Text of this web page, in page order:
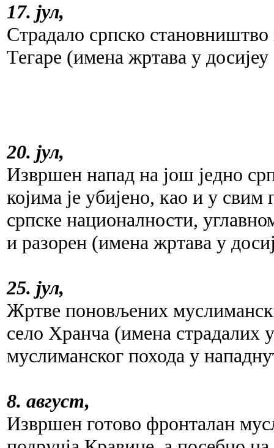
17. јул,
Страдало српско
Тегаре (имена жртава у досијеу
20. јул,
Извршен напад на још једно
којима је убијено, као и у
српске националности,
и разорен (имена жртава у
25. јул,
Жртве поновљених
село Хранча (имена страдалих
муслиманског похода у
8. август,
Извршен готово фронталан